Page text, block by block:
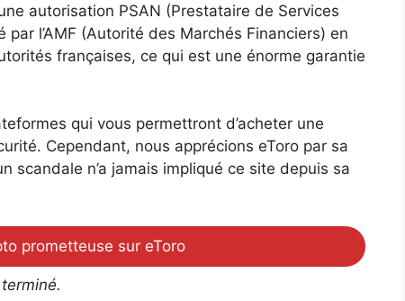
autorisation PSAN (Prestataire de Services
l’AMF (Autorité des Marchés Financiers) en
françaises, ce qui est une énorme garantie
qui vous permettront d’acheter une
Cependant, nous apprécions eToro par sa
scandale n’a jamais impliqué ce site depuis sa
prometteuse sur eToro